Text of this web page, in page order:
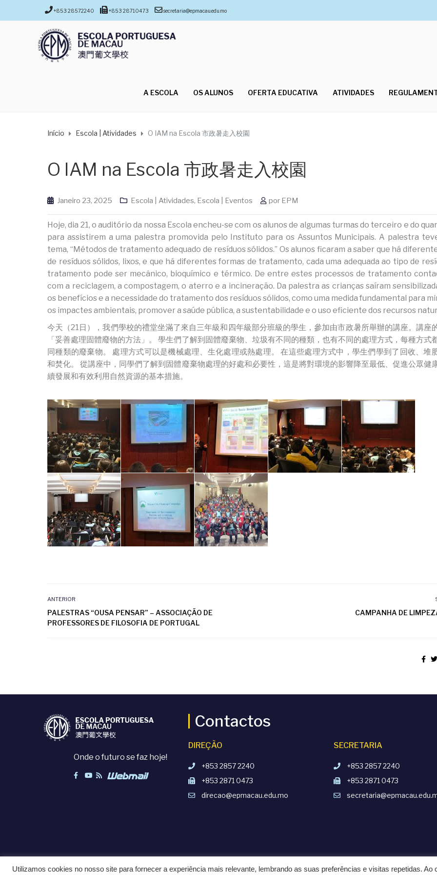
+853 28572240 +853 28710473 secretaria@epmacau.edu.mo
A ESCOLA
OS ALUNOS OFERTA EDUCATIVA ATIVIDADES
Início Escola | Atividades O IAM na Escola 市政暑走入校園
O IAM na Escola 市政暑走入校園
Janeiro 23, 2025 Escola | Atividades, Escola | Eventos por EPM
Hoje, dia 21, o auditório da nossa Escola encheu-se com os alunos de algumas turmas do terceiro e do
para assistirem a uma palestra promovida pelo Instituto para os Assuntos Municipais. A palestra
tema, “Métodos de tratamento adequado de resíduos sólidos.” Os alunos ficaram a saber que há
de resíduos sólidos, lixos, e que há diferentes formas de tratamento, cada uma adequada ao tipo de
tratamento pode ser mecânico, bioquímico e térmico. De entre estes processos de tratamento
com a reciclagem, a compostagem, o aterro e a incineração. Da palestra as crianças saíram
os benefícios e a necessidade do tratamento dos resíduos sólidos, como uma medida fundamental para
os impactes ambientais, promover a saúde pública, a sustentabilidade e o uso eficiente dos recursos
今天（21日），我們學校的禮堂坐滿了來自三年級和四年級部分班級的學生，參加由市政暑所舉辦的講座。講座
「妥善處理固體廢物的方法」。 學生們了解到固體廢棄物、垃圾有不同的種類，也有不同的處理方式，每種方式
同種類的廢棄物。 處理方式可以是機械處理、生化處理或熱處理。 在這些處理方式中，學生們學到了回收、堆
和焚化。 從講座中，同學們了解到固體廢棄物處理的好處和必要性，這是將對環境的影響降至最低、促進公眾健
續發展和有效利用自然資源的基本措施。
ANTERIOR
PALESTRAS “OUSA PENSAR” – ASSOCIAÇÃO DE
PROFESSORES DE FILOSOFIA DE PORTUGAL
CAMPANHA DE
Onde o futuro se faz hoje!
Contactos
DIREÇÃO
+853 2857 2240
+853 2871 0473
direcao@epmacau.edu.mo
SECRETARIA
+853 2857 2240
+853 2871 0473
TERMOS E CONDIÇÕES POLÍTICAS DE PRIVACIDADE
Utilizamos cookies no nosso site para fornecer a experiência mais relevante, lembrando as suas preferências e visitas repetidas. Ao